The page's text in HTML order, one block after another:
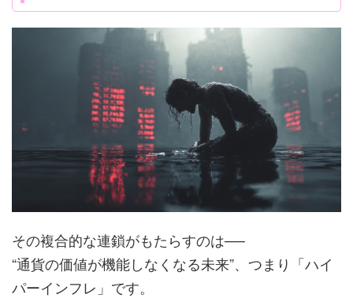
その複合的な連鎖がもたらすのは──
“通貨の価値が機能しなくなる未来”、つまり「ハイ
パーインフレ」です。